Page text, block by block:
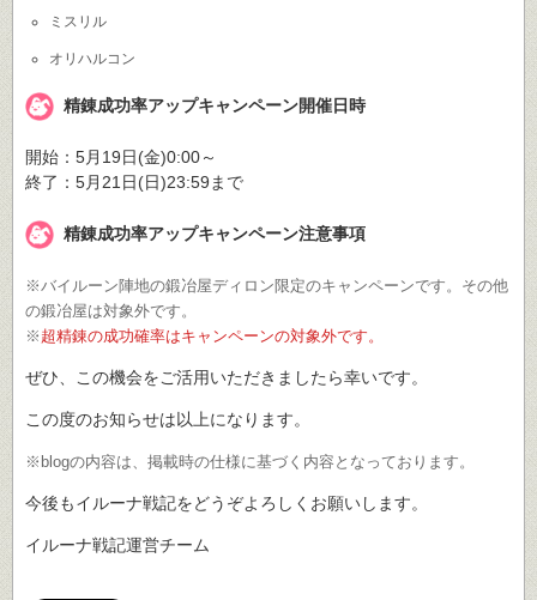
ミスリル
オリハルコン
精錬成功率アップキャンペーン開催日時
開始：5月19日(金)0:00～
終了：5月21日(日)23:59まで
精錬成功率アップキャンペーン注意事項
※バイルーン陣地の鍛冶屋ディロン限定のキャンペーンです。その他
の鍛冶屋は対象外です。
※ 超精錬の成功確率はキャンペーンの対象外です。
ぜひ、この機会をご活用いただきましたら幸いです。
この度のお知らせは以上になります。
※blogの内容は、掲載時の仕様に基づく内容となっております。
今後もイルーナ戦記をどうぞよろしくお願いします。
イルーナ戦記運営チーム